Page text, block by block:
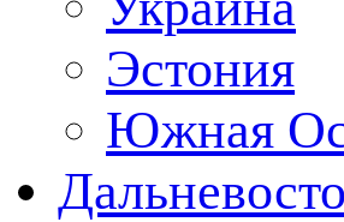
Эстония
Южная